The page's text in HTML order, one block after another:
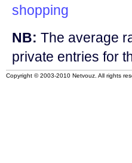
shopping
NB: The average
private entries for
Copyright © 2003-2010 Netvouz. All rights